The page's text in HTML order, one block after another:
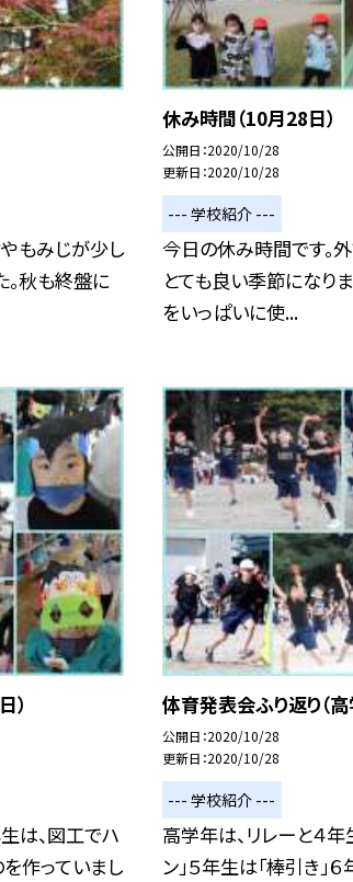
もみじが少し
秋も終盤に
休み時間（10月28日）
公開日 2020/10/28
更新日 2020/10/28
--- 学校紹介 ---
今日の休み時間です。
とても良い季節になり
をいっぱいに使...
）
は、図工でハ
作っていまし
体育発表会ふり返り（高
公開日 2020/10/28
更新日 2020/10/28
--- 学校紹介 ---
高学年は、リレーと４年
ン」５年生は「棒引き」